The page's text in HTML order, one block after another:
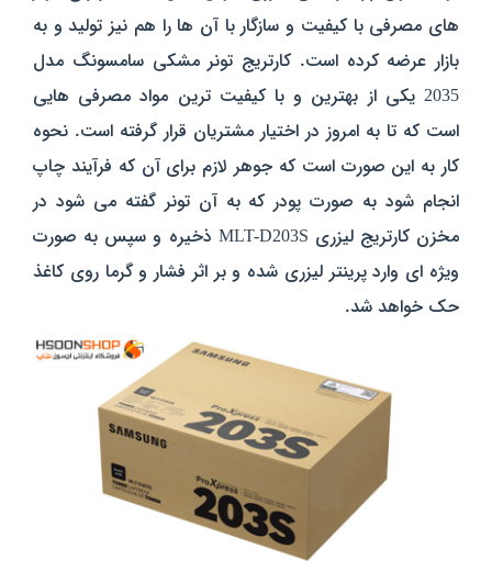
های مصرفی با کیفیت و سازگار با آن ها را هم نیز تولید و به
بازار عرضه کرده است. کارتریج تونر مشکی سامسونگ مدل
2035 یکی از بهترین و با کیفیت ترین مواد مصرفی هایی
است که تا به امروز در اختیار مشتریان قرار گرفته است. نحوه
کار به این صورت است که جوهر لازم برای آن که فرآیند چاپ
انجام شود به صورت پودر که به آن تونر گفته می شود در
مخزن کارتریج لیزری MLT-D203S ذخیره و سپس به صورت
ویژه ای وارد پرینتر لیزری شده و بر اثر فشار و گرما روی کاغذ
حک خواهد شد.